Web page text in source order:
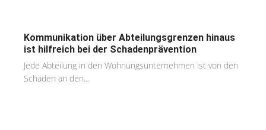
Kommunikation über Abteilungsgrenzen hinaus
ist hilfreich bei der Schadenprävention
Jede Abteilung in den Wohnungsunternehmen ist von den
Schäden an den...